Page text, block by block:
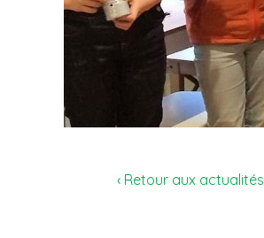
‹ Retour aux actualités